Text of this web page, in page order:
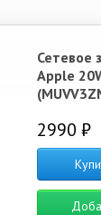
Сетевое
Apple
2990 ₽